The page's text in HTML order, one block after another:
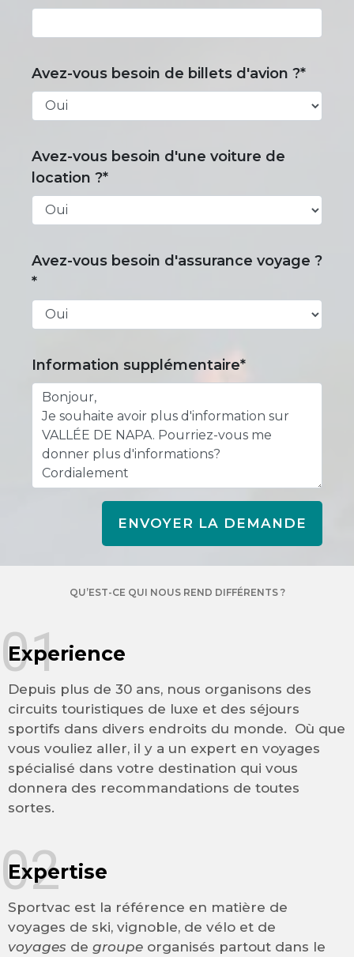
Avez-vous besoin de billets d'avion ?*
Avez-vous besoin d'une voiture de
location ?*
Avez-vous besoin d'assurance voyage ?
*
Information supplémentaire*
ENVOYER LA DEMANDE
QU’EST-CE QUI NOUS REND DIFFÉRENTS ?
Experience
Depuis plus de 30 ans, nous organisons des
circuits touristiques de luxe et des séjours
sportifs dans divers endroits du monde. Où que
vous vouliez aller, il y a un expert en voyages
spécialisé dans votre destination qui vous
donnera des recommandations de toutes
sortes.
01
Expertise
Sportvac est la référence en matière de
voyages de ski, vignoble, de vélo et de
voyages de groupe organisés partout dans le
02